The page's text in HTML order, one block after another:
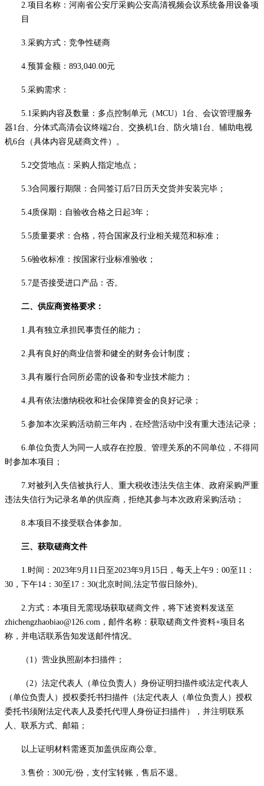
2.项目名称： 河南省公安厅采购公安高清视频会议系统备用设备项
目
3.采购方式： 竞争性磋商
4.预算金额： 893,040.00元
5.采购需求：
5.1采购内容及数量：多点控制单元（MCU） 1台、 会议管理服务
器1台、 分体式高清会议终端2台、 交换机1台、 防火墙1台、辅助电视
机6台 （具体内容见磋商文件） 。
5.2交货地点： 采购人指定地点 ；
5.3合同履行期限 ： 合同签订后7 日历天交货并安装完毕；
5.4质保期 ： 自验收合格之日起3年；
5.5质量要求：合格，符合国家及行业相关规范和标准 ；
5.6验收标准：按国家行业标准验收 ；
5.7是否接受进口产品：否。
二、 供应商资格要求 ：
1.具有独立承担民事责任的能力；
2.具有良好的商业信誉和健全的财务会计制度；
3.具有履行合同所必需的设备和专业技术能力；
4.具有依法缴纳税收和社会保障资金的良好记录；
5.参加本次采购活动前三年内，在经营活动中没有重大违法记录；
6.单位负责人为同一人或存在控股、管理关系的不同单位，不得同
时参加本项目；
7.对被列入失信被执行人、重大税收违法失信主体、政府采购严重
违法失信行为记录名单的供应商，拒绝其参与本次政府采购活动；
8.本项目不接受联合体参加。
三、获取磋商文件
1.时间：2023年9月 11 日至2023年9月 15 日，每天上午9：00至11：
30，下午14：30至17：30(北京时间,法定节假日除外)。
2.方式：本项目无需现场获取磋商文件 ，将下述资料发送至
zhichengzhaobiao@126.com，邮件名称：获取磋商文件资料+项目名
称，并电话联系告知发送邮件情况。
（ 1）营业执照副本扫描件；
（2）法定代表人（单位负责人）身份证明扫描件或法定代表人
（单位负责人）授权委托书扫描件（法定代表人（单位负责人）授权
委托书须附法定代表人及委托代理人身份证扫描件），并注明联系
人、联系方式、邮箱；
以上证明材料需逐页加盖供应商公章。
3.售价： 300元/份，支付宝转账 ， 售后不退。